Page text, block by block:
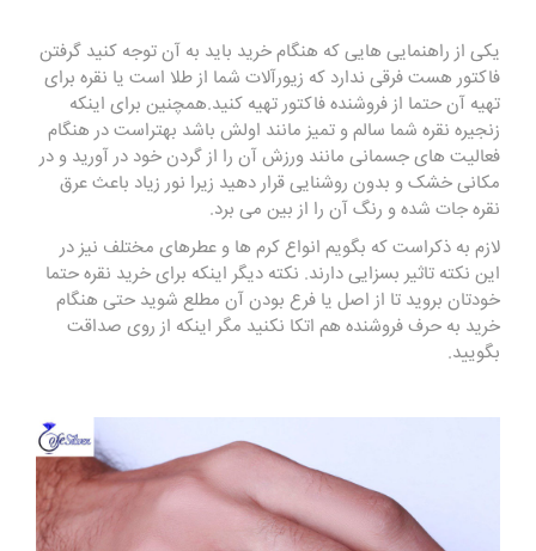
یکی از راهنمایی هایی که هنگام خرید باید به آن توجه کنید گرفتن
فاکتور هست فرقی ندارد که زیورآلات شما از طلا است یا نقره برای
تهیه آن حتما از فروشنده فاکتور تهیه کنید.همچنین برای اینکه
زنجیره نقره شما سالم و تمیز مانند اولش باشد بهتراست در هنگام
فعالیت های جسمانی مانند ورزش آن را از گردن خود در آورید و در
مکانی خشک و بدون روشنایی قرار دهید زیرا نور زیاد باعث عرق
نقره جات شده و رنگ آن را از بین می برد.
لازم به ذکراست که بگویم انواع کرم ها و عطرهای مختلف نیز در
این نکته تاثیر بسزایی دارند. نکته دیگر اینکه برای خرید نقره حتما
خودتان بروید تا از اصل یا فرع بودن آن مطلع شوید حتی هنگام
خرید به حرف فروشنده هم اتکا نکنید مگر اینکه از روی صداقت
بگویید.